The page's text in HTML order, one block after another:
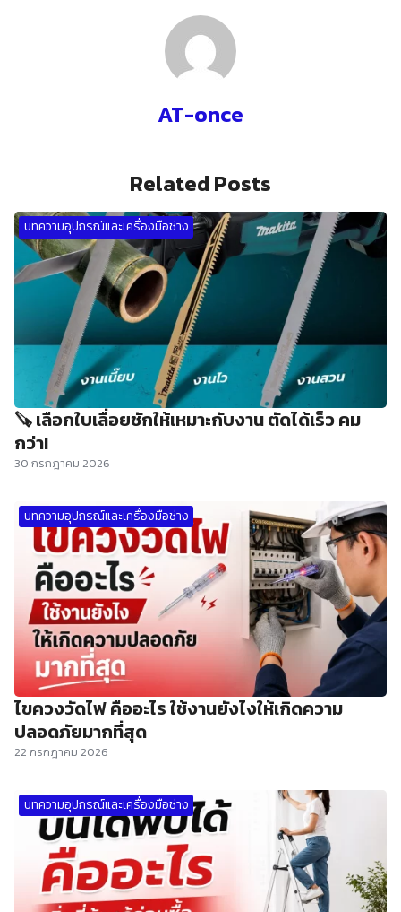
AT-once
Related Posts
บทความอุปกรณ์และเครื่องมือช่าง
🪚 เลือกใบเลื่อยชักให้เหมาะกับงาน ตัดได้เร็ว คม
กว่า!
30 กรกฎาคม 2026
บทความอุปกรณ์และเครื่องมือช่าง
ไขควงวัดไฟ คืออะไร ใช้งานยังไงให้เกิดความ
ปลอดภัยมากที่สุด
22 กรกฎาคม 2026
บทความอุปกรณ์และเครื่องมือช่าง